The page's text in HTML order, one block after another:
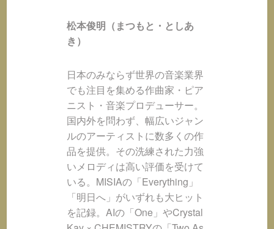
松本俊明（まつもと・としあ
き）
日本のみならず世界の音楽業界
でも注目を集める作曲家・ピア
ニスト・音楽プロデューサー。
国内外を問わず、幅広いジャン
ルのアーティストに数多くの作
品を提供。その洗練された力強
いメロディは高い評価を受けて
いる。MISIAの「Everything」
「明日へ」がいずれも大ヒット
を記録。AIの「One」やCrystal